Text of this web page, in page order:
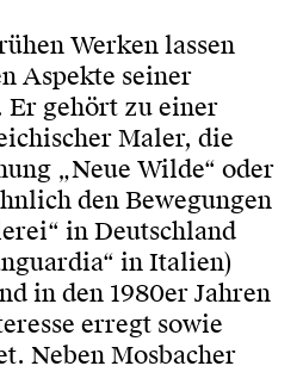
Werken lassen
Aspekte seiner
gehört zu einer
Maler, die
„Neue Wilde“ oder
den Bewegungen
in Deutschland
in Italien)
in den 1980er Jahren
erregt sowie
Neben Mosbacher